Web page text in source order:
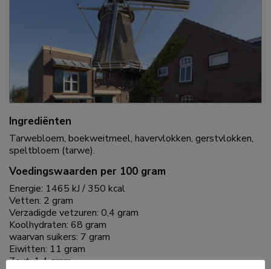
Ingrediënten
Tarwebloem, boekweitmeel, havervlokken, gerstvlokken,
speltbloem (tarwe).
Voedingswaarden per 100 gram
Energie: 1465 kJ / 350 kcal
Vetten: 2 gram
Verzadigde vetzuren: 0,4 gram
Koolhydraten: 68 gram
waarvan suikers: 7 gram
Eiwitten: 11 gram
Zout: 1,4 gram